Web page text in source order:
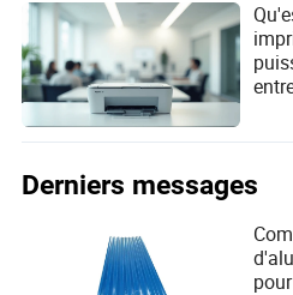
Derniers messages